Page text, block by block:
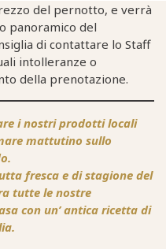
del pernotto, e verrà
panoramico del
di contattare lo Staff
intolleranze o
della prenotazione.
i nostri prodotti locali
mattutino sullo
fresca e di stagione del
tutte le nostre
con un’ antica ricetta di